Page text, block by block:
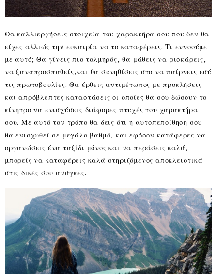
Θα καλλιεργήσεις στοιχεία του χαρακτήρα σου που δεν θα
είχες αλλιώς την ευκαιρία να το καταφέρεις. Τι εννοούμε
με αυτό; Θα γίνεις πιο τολμηρός, θα μάθεις να ρισκάρεις,
να ξαναπροσπαθείς,και θα συνηθίσεις στο να παίρνεις εσύ
τις πρωτοβουλίες. Θα έρθεις αντιμέτωπος με προκλήσεις
και απρόβλεπτες καταστάσεις οι οποίες θα σου δώσουν το
κίνητρο να ενισχύσεις διάφορες πτυχές του χαρακτήρα
σου. Με αυτό τον τρόπο θα δεις ότι η αυτοπεποίθηση σου
θα ενισχυθεί σε μεγάλο βαθμό, και εφόσον κατάφερες να
οργανώσεις ένα ταξίδι μόνος και να περάσεις καλά,
μπορείς να καταφέρεις καλά στηριζόμενος αποκλειστικά
στις δικές σου ανάγκες.